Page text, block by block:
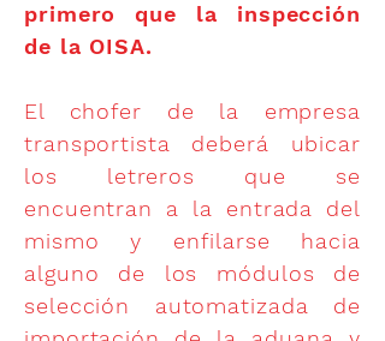
primero que la inspección
de la OISA.
El chofer de la empresa
transportista deberá ubicar
los letreros que se
encuentran a la entrada del
mismo y enfilarse hacia
alguno de los módulos de
selección automatizada de